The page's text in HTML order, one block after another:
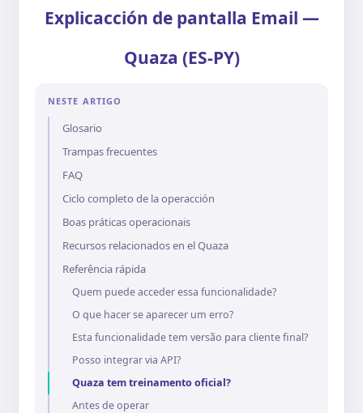
Explicacción de pantalla Email —
Quaza (ES-PY)
NESTE ARTIGO
Glosario
Trampas frecuentes
FAQ
Ciclo completo de la operacción
Boas práticas operacionais
Recursos relacionados en el Quaza
Referência rápida
Quem puede acceder essa funcionalidade?
O que hacer se aparecer um erro?
Esta funcionalidade tem versão para cliente final?
Posso integrar via API?
Quaza tem treinamento oficial?
Antes de operar